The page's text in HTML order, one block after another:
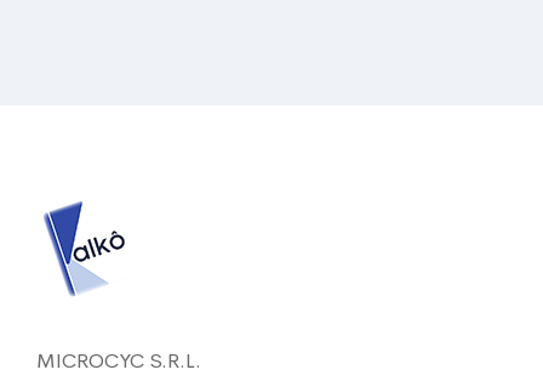
MICROCYC S.R.L.